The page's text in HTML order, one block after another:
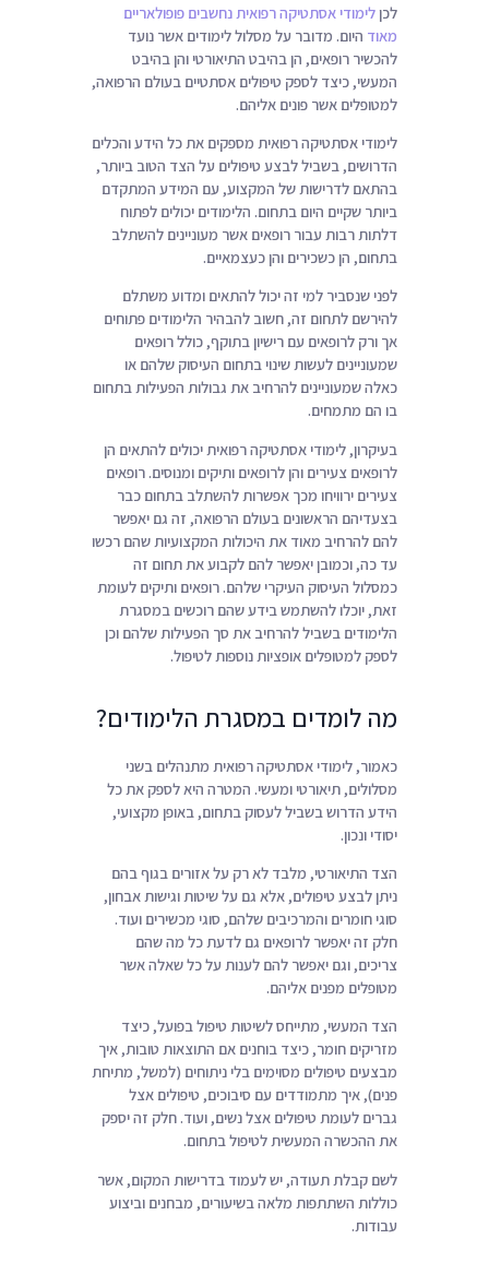
לכן לימודי אסתטיקה רפואית נחשבים פופולאריים
מאוד היום. מדובר על מסלול לימודים אשר נועד
להכשיר רופאים, הן בהיבט התיאורטי והן בהיבט
המעשי, כיצד לספק טיפולים אסתטיים בעולם הרפואה,
למטופלים אשר פונים אליהם.
לימודי אסתטיקה רפואית מספקים את כל הידע והכלים
הדרושים, בשביל לבצע טיפולים על הצד הטוב ביותר,
בהתאם לדרישות של המקצוע, עם המידע המתקדם
ביותר שקיים היום בתחום. הלימודים יכולים לפתוח
דלתות רבות עבור רופאים אשר מעוניינים להשתלב
בתחום, הן כשכירים והן כעצמאיים.
לפני שנסביר למי זה יכול להתאים ומדוע משתלם
להירשם לתחום זה, חשוב להבהיר הלימודים פתוחים
אך ורק לרופאים עם רישיון בתוקף, כולל רופאים
שמעוניינים לעשות שינוי בתחום העיסוק שלהם או
כאלה שמעוניינים להרחיב את גבולות הפעילות בתחום
בו הם מתמחים.
בעיקרון, לימודי אסתטיקה רפואית יכולים להתאים הן
לרופאים צעירים והן לרופאים ותיקים ומנוסים. רופאים
צעירים ירוויחו מכך אפשרות להשתלב בתחום כבר
בצעדיהם הראשונים בעולם הרפואה, זה גם יאפשר
להם להרחיב מאוד את היכולות המקצועיות שהם רכשו
עד כה, וכמובן יאפשר להם לקבוע את תחום זה
כמסלול העיסוק העיקרי שלהם. רופאים ותיקים לעומת
זאת, יוכלו להשתמש בידע שהם רוכשים במסגרת
הלימודים בשביל להרחיב את סך הפעילות שלהם וכן
לספק למטופלים אופציות נוספות לטיפול.
מה לומדים במסגרת הלימודים?
כאמור, לימודי אסתטיקה רפואית מתנהלים בשני
מסלולים, תיאורטי ומעשי. המטרה היא לספק את כל
הידע הדרוש בשביל לעסוק בתחום, באופן מקצועי,
יסודי ונכון.
הצד התיאורטי, מלבד לא רק על אזורים בגוף בהם
ניתן לבצע טיפולים, אלא גם על שיטות וגישות אבחון,
סוגי חומרים והמרכיבים שלהם, סוגי מכשירים ועוד.
חלק זה יאפשר לרופאים גם לדעת כל מה שהם
צריכים, וגם יאפשר להם לענות על כל שאלה אשר
מטופלים מפנים אליהם.
הצד המעשי, מתייחס לשיטות טיפול בפועל, כיצד
מזריקים חומר, כיצד בוחנים אם התוצאות טובות, איך
מבצעים טיפולים מסוימים בלי ניתוחים (למשל, מתיחת
פנים), איך מתמודדים עם סיבוכים, טיפולים אצל
גברים לעומת טיפולים אצל נשים, ועוד. חלק זה יספק
את ההכשרה המעשית לטיפול בתחום.
לשם קבלת תעודה, יש לעמוד בדרישות המקום, אשר
כוללות השתתפות מלאה בשיעורים, מבחנים וביצוע
עבודות.